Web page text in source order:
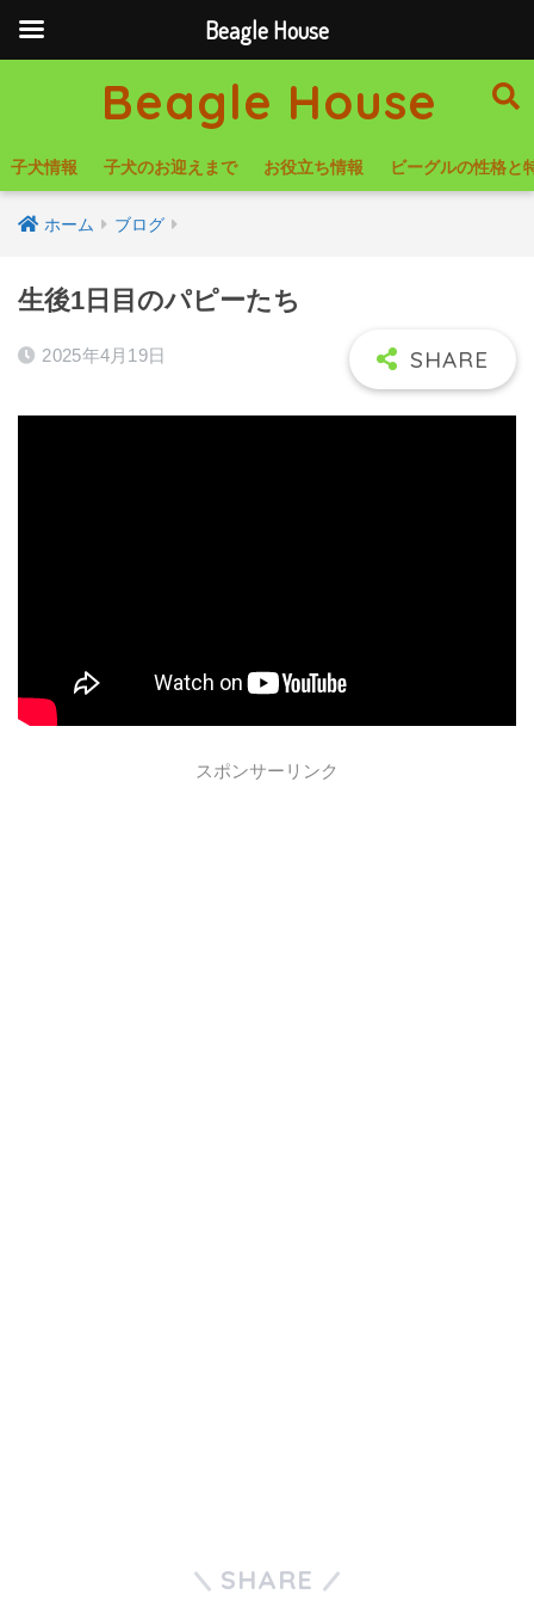
Beagle House
子犬情報 子犬のお迎えまで お役立ち情報 ビーグルの性格と
ホーム ブログ
生後1日目のパピーたち
2025年4月19日
スポンサーリンク
SHARE
Beagle House